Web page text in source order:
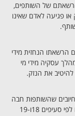
של השותפים,
או פגיעה לאדם שאינו
הנחזית מידי
עסקיה מידי מי
את הנזק.
שהשותפות חבה
בהם בהיותו שותף, לרבות בכל דבר שהשותפות חבה בו לפי סעיפים 18ו-19